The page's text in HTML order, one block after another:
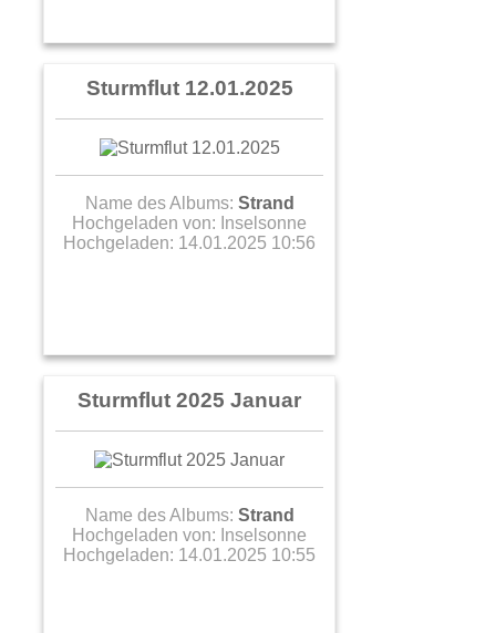
Sturmflut 12.01.2025
Name des Albums: Strand
Hochgeladen von: Inselsonne
Hochgeladen: 14.01.2025 10:56
Sturmflut 2025 Januar
Name des Albums: Strand
Hochgeladen von: Inselsonne
Hochgeladen: 14.01.2025 10:55